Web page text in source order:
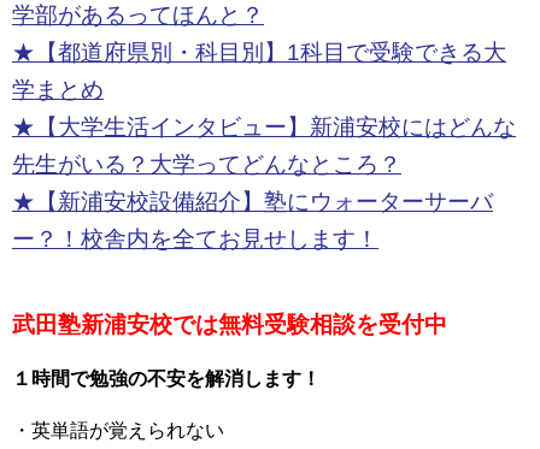
学部があるってほんと？
★【都道府県別・科目別】1科目で受験できる大
学まとめ
★【大学生活インタビュー】新浦安校にはどんな
先生がいる？大学ってどんなところ？
★【新浦安校設備紹介】塾にウォーターサーバ
ー？！校舎内を全てお見せします！
武田塾新浦安校では無料受験相談を受付中
１時間で勉強の不安を解消します！
・英単語が覚えられない